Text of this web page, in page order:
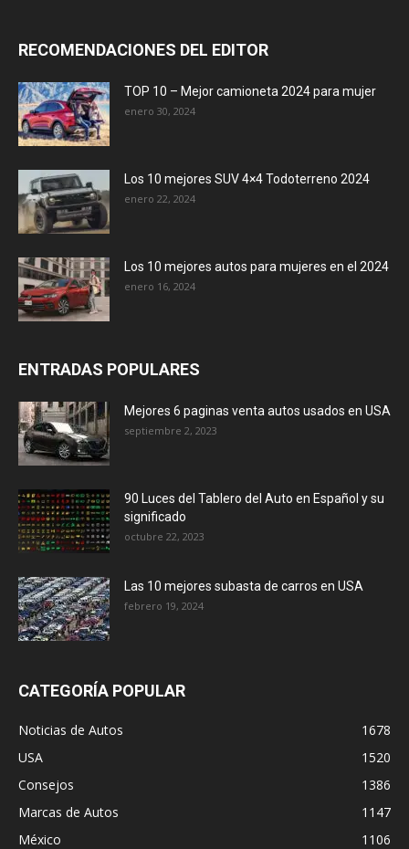
RECOMENDACIONES DEL EDITOR
TOP 10 – Mejor camioneta 2024 para mujer
enero 30, 2024
Los 10 mejores SUV 4×4 Todoterreno 2024
enero 22, 2024
Los 10 mejores autos para mujeres en el 2024
enero 16, 2024
ENTRADAS POPULARES
Mejores 6 paginas venta autos usados en USA
septiembre 2, 2023
90 Luces del Tablero del Auto en Español y su
significado
octubre 22, 2023
Las 10 mejores subasta de carros en USA
febrero 19, 2024
CATEGORÍA POPULAR
Noticias de Autos
1678
USA
1520
Consejos
1386
Marcas de Autos
1147
México
1106